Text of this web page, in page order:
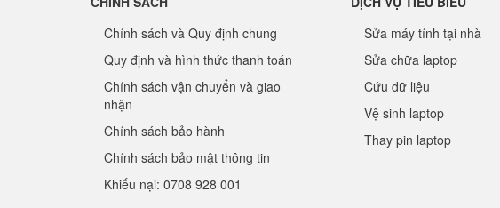
Chính sách và Quy định chung
Quy định và hình thức thanh toán
Chính sách vận chuyển và giao
nhận
Chính sách bảo hành
Chính sách bảo mật thông tin
Khiếu nại: 0708 928 001
Sửa máy tính tại nhà
Sửa chữa laptop
Cứu dữ liệu
Vệ sinh laptop
Thay pin laptop